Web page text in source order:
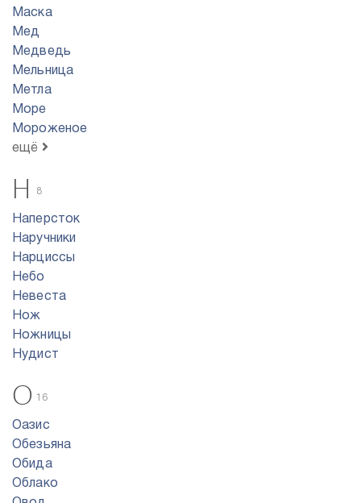
Маска
Мед
Медведь
Мельница
Метла
Море
Мороженое
ещё
Н 8
Наперсток
Наручники
Нарциссы
Небо
Невеста
Нож
Ножницы
Нудист
О 16
Оазис
Обезьяна
Обида
Облако